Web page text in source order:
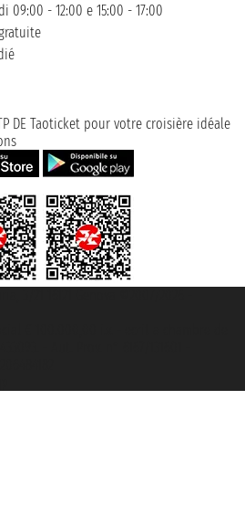
09:00 - 12:00 e 15:00 - 17:00
DE Taoticket pour votre croisière idéale